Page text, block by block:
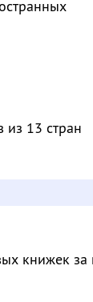
из 13 стран
книжек за